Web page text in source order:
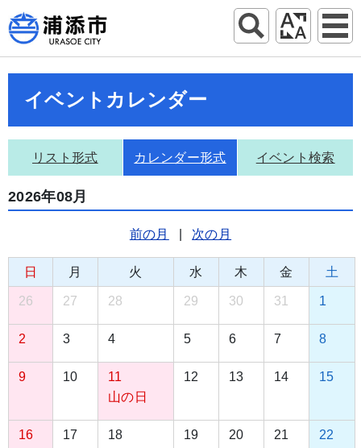
イベントカレンダー
リスト形式 カレンダー形式 イベント検索
2026年08月
前の月 次の月
日 月 火 水 木 金 土
26 27 28 29 30 31 1
2 3 4 5 6 7 8
9 10
11
山の日
12 13 14 15
16 17 18 19 20 21 22